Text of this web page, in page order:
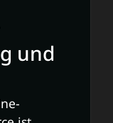
und